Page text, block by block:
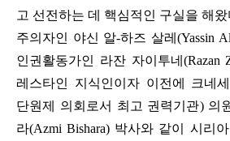
고 선전하는 데 핵심적인 구실을 해
주의자인 야신 알-하즈 살레(Yassin
인권활동가인 라잔 자이투네 (Razan
레스타인 지식인이자 이전에 크네
단원제 의회로서 최고 권력기관) 의
라(Azmi Bishara) 박사와 같이 시리